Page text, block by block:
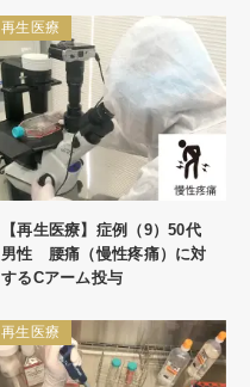
再生医療
【再生医療】症例（9）50代
男性 腰痛（慢性疼痛）に対
するCアーム投与
再生医療